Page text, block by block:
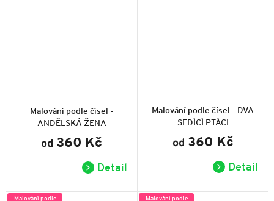
Malování podle čísel -
ANDĚLSKÁ ŽENA
produktu
je
5,0
5
od 360 Kč
Detail
Malování podle čísel - DVA
SEDÍCÍ PTÁCI
produktu
je
5,0
5
od 360 Kč
Detail
Malování podle
Malování podle